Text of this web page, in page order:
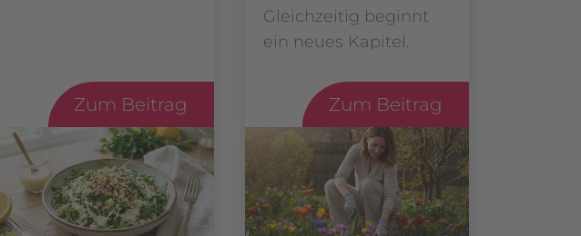
Zum Beitrag
Gleichzeitig beginnt
ein neues Kapitel.
Zum Beitrag